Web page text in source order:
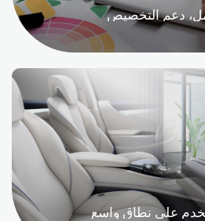
دعم التخصيص
على نطاق واسع